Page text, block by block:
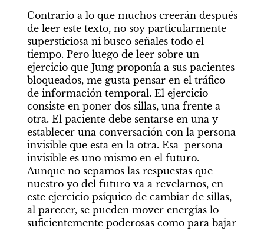
Contrario a lo que muchos creerán después
de leer este texto, no soy particularmente
supersticiosa ni busco señales todo el
tiempo. Pero luego de leer sobre un
ejercicio que Jung proponía a sus pacientes
bloqueados, me gusta pensar en el tráfico
de información temporal. El ejercicio
consiste en poner dos sillas, una frente a
otra. El paciente debe sentarse en una y
establecer una conversación con la persona
invisible que esta en la otra. Esa  persona
invisible es uno mismo en el futuro.
Aunque no sepamos las respuestas que
nuestro yo del futuro va a revelarnos, en
este ejercicio psíquico de cambiar de sillas,
al parecer, se pueden mover energías lo
suficientemente poderosas como para bajar